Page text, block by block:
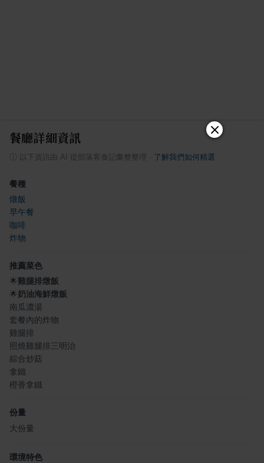
餐廳詳細資訊
以下資訊由 AI 從部落客食記彙整整理 了解我們如何精選
餐種
燉飯
早午餐
咖啡
炸物
推薦菜色
🌟雞腿排燉飯
🌟奶油海鮮燉飯
南瓜濃湯
套餐內的炸物
雞腿排
照燒雞腿排三明治
綜合炒菇
拿鐵
橙香拿鐵
份量
大份量
環境特色